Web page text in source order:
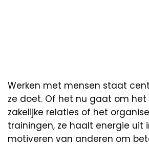
Werken met mensen staat
ze doet. Of het nu gaat om
zakelijke relaties of het
trainingen, ze haalt energie uit
motiveren van anderen om